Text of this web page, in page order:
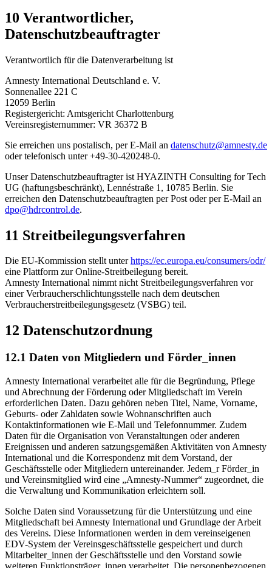
10 Verantwortlicher,
Datenschutzbeauftragter
Verantwortlich für die Datenverarbeitung ist
Amnesty International Deutschland e. V.
Sonnenallee 221 C
12059 Berlin
Registergericht: Amtsgericht Charlottenburg
Vereinsregisternummer: VR 36372 B
Sie erreichen uns postalisch, per E-Mail an datenschutz@amnesty.de
oder telefonisch unter +49-30-420248-0.
Unser Datenschutzbeauftragter ist HYAZINTH Consulting for Tech
UG (haftungsbeschränkt), Lennéstraße 1, 10785 Berlin. Sie
erreichen den Datenschutzbeauftragten per Post oder per E-Mail an
dpo@hdrcontrol.de.
11 Streitbeilegungsverfahren
Die EU-Kommission stellt unterhttps://ec.europa.eu/consumers/odr/
eine Plattform zur Online-Streitbeilegung bereit.
Amnesty International nimmt nicht Streitbeilegungsverfahren vor
einer Verbraucherschlichtungsstelle nach dem deutschen
Verbraucherstreitbeilegungsgesetz (VSBG) teil.
12 Datenschutzordnung
12.1 Daten von Mitgliedern und Förder_innen
Amnesty International verarbeitet alle für die Begründung, Pflege
und Abrechnung der Förderung oder Mitgliedschaft im Verein
erforderlichen Daten. Dazu gehören neben Titel, Name, Vorname,
Geburts- oder Zahldaten sowie Wohnanschriften auch
Kontaktinformationen wie E-Mail und Telefonnummer. Zudem
Daten für die Organisation von Veranstaltungen oder anderen
Ereignissen und anderen satzungsgemäßen Aktivitäten von Amnesty
International und die Korrespondenz mit dem Vorstand, der
Geschäftsstelle oder Mitgliedern untereinander. Jedem_r Förder_in
und Vereinsmitglied wird eine „Amnesty-Nummer“ zugeordnet, die
die Verwaltung und Kommunikation erleichtern soll.
Solche Daten sind Voraussetzung für die Unterstützung und eine
Mitgliedschaft bei Amnesty International und Grundlage der Arbeit
des Vereins. Diese Informationen werden in dem vereinseigenen
EDV-System der Vereinsgeschäftsstelle gespeichert und durch
Mitarbeiter_innen der Geschäftsstelle und den Vorstand sowie
weiteren Funktionsträger_innen verarbeitet. Die personenbezogenen